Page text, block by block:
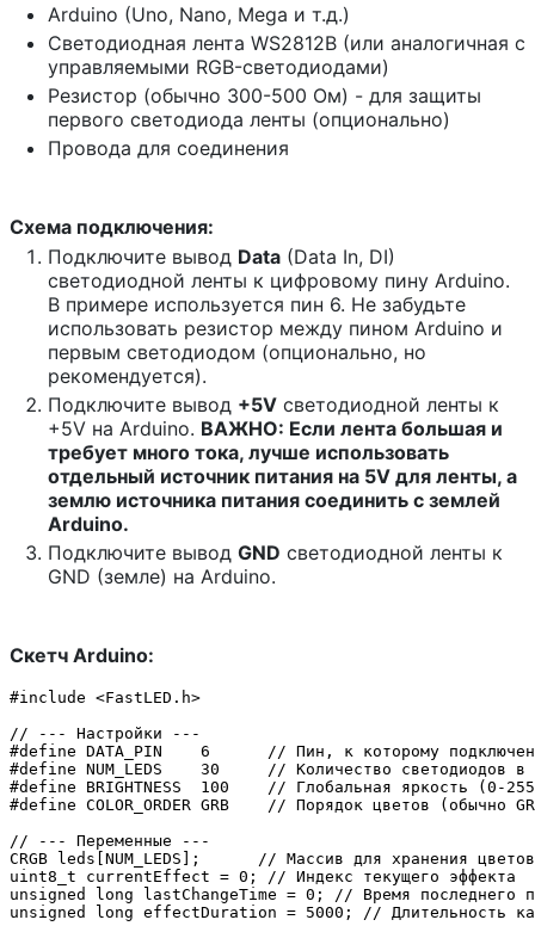
Arduino (Uno, Nano, Mega и т.д.)
Светодиодная лента WS2812B (или аналогичная с
управляемыми RGB-светодиодами)
Резистор (обычно 300-500 Ом) - для защиты
первого светодиода ленты (опционально)
Провода для соединения
Схема подключения:
Подключите вывод Data (Data In, DI)
светодиодной ленты к цифровому пину Arduino.
В примере используется пин 6. Не забудьте
использовать резистор между пином Arduino и
первым светодиодом (опционально, но
рекомендуется).
Подключите вывод +5V светодиодной ленты к
+5V на Arduino. ВАЖНО: Если лента большая и
требует много тока, лучше использовать
отдельный источник питания на 5V для ленты, а
землю источника питания соединить с землей
Arduino.
Подключите вывод GND светодиодной ленты к
GND (земле) на Arduino.
Скетч Arduino:
#include <FastLED.h>
// --- Настройки ---
#define DATA_PIN    6      // Пин, к которому подключен
#define NUM_LEDS    30     // Количество светодиодов в
#define BRIGHTNESS  100    // Глобальная яркость (0-
#define COLOR_ORDER GRB    // Порядок цветов (обычно
// --- Переменные ---
CRGB leds[NUM_LEDS];      // Массив для хранения цветов
uint8_t currentEffect = 0; // Индекс текущего эффекта
unsigned long lastChangeTime = 0; // Время последнего
unsigned long effectDuration = 5000; // Длительность